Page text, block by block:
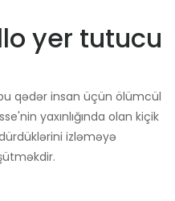
yer tutucu
qədər insan üçün ölümcül
yaxınlığında olan kiçik
izləməyə